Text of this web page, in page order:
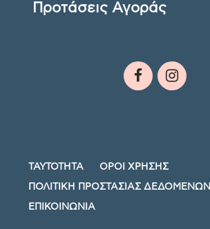
Προτάσεις Αγοράς
ΤΑΥΤΟΤΗΤΑ ΟΡΟΙ ΧΡΗΣΗΣ
ΠΟΛΙΤΙΚΗ ΠΡΟΣΤΑΣΙΑΣ ΔΕΔΟΜΕΝΩΝ
ΕΠΙΚΟΙΝΩΝΙΑ